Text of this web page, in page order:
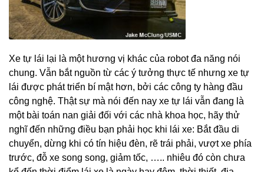
Xe tự lái lại là một hương vị khác của robot đa năng nói
chung. Vẫn bắt nguồn từ các ý tưởng thực tế nhưng xe tự
lái được phát triển bí mật hơn, bởi các công ty hàng đầu
công nghệ. Thật sự mà nói đến nay xe tự lái vẫn đang là
một bài toán nan giải đối với các nhà khoa học, hãy thử
nghĩ đến những điều bạn phải học khi lái xe: Bắt đầu di
chuyển, dừng khi có tín hiệu đèn, rẽ trái phải, vượt xe phía
trước, đỗ xe song song, giảm tốc, ….. nhiêu đó còn chưa